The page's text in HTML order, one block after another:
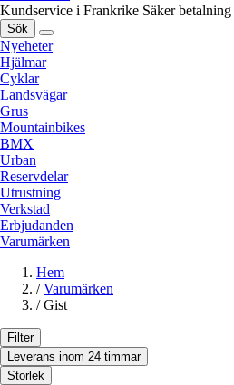
Kundservice i Frankrike Säker betalning
Sök
Nyeheter
Hjälmar
Cyklar
Landsvägar
Grus
Mountainbikes
BMX
Urban
Reservdelar
Utrustning
Verkstad
Erbjudanden
Varumärken
Hem
/ Varumärken
/ Gist
Filter
Leverans inom 24 timmar
Storlek